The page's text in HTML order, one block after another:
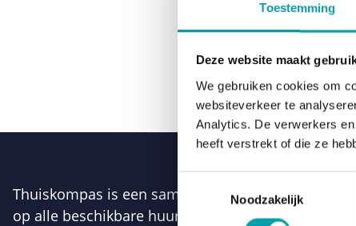
Toestemming
Deze website maakt
We gebruiken cookies om
websiteverkeer te
Analytics. De verwerkers
heeft verstrekt of die ze
Noodzakelijk
Thuiskompas is een samenwerkingsverband van
op alle beschikbare huurhuizen van de Drentse